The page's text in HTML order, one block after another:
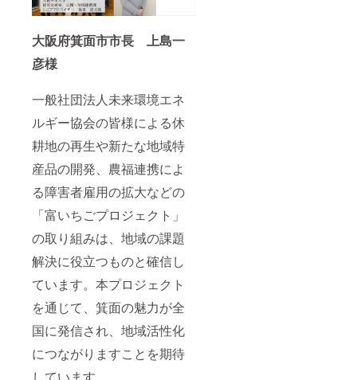
大阪府箕面市市長 上島一
彦様
一般社団法人未来環境エネ
ルギー協会の皆様による休
耕地の再生や新たな地域特
産品の開発、農福連携によ
る障害者雇用の拡大などの
「富いちごプロジェクト」
の取り組みは、地域の課題
解決に役立つものと確信し
ています。本プロジェクト
を通じて、箕面の魅力が全
国に発信され、地域活性化
につながりますことを期待
しています。